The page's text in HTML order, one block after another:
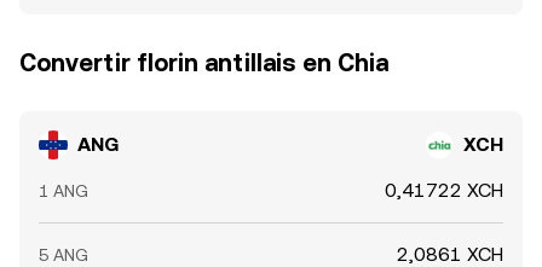
Convertir florin antillais en Chia
ANG XCH
1 ANG 0,41722 XCH
5 ANG 2,0861 XCH